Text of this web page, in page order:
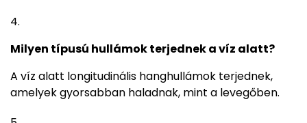
Milyen típusú hullámok terjednek a víz alatt?
A víz alatt longitudinális hanghullámok terjednek,
amelyek gyorsabban haladnak, mint a levegőben.